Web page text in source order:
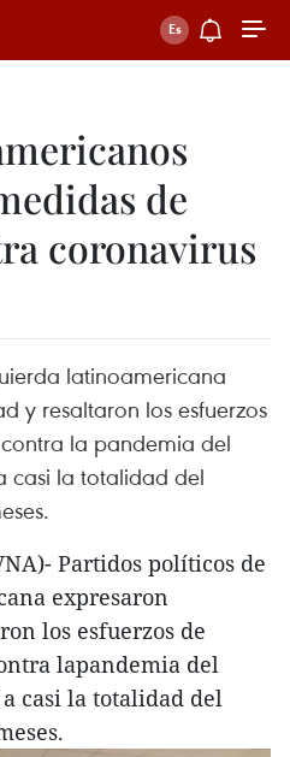
de
coronavirus
latinoamericana
y resaltaron los esfuerzos
la pandemia del
casi la totalidad del
Partidos políticos de
expresaron
los esfuerzos de
lapandemia del
casi la totalidad del